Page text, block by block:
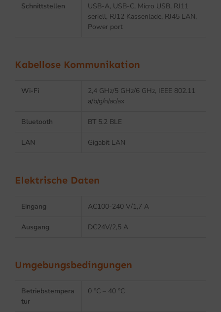
Schnittstellen
USB-A, USB-C, Micro USB, RJ11
seriell, RJ12 Kassenlade, RJ45 LAN,
Power port
Kabellose Kommunikation
Wi-Fi
2,4 GHz/5 GHz/6 GHz, IEEE 802.11
a/b/g/n/ac/ax
Bluetooth BT 5.2 BLE
LAN Gigabit LAN
Elektrische Daten
Eingang AC100-240 V/1,7 A
Ausgang DC24V/2,5 A
Umgebungsbedingungen
Betriebstempera
tur
0 °C – 40 °C